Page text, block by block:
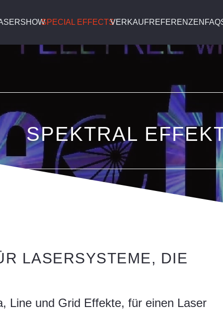
SPECIAL EFFECTSVERKAUFREFERENZEN FAQ
SPEKTRAL
LASERSYSTEME, DIE
Line und Grid Effekte, für einen Laser